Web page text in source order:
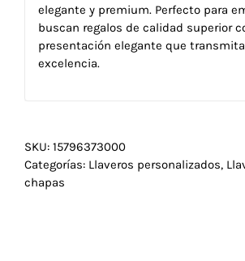
elegante y premium. Perfecto para
buscan regalos de calidad superior
presentación elegante que
excelencia.
SKU: 15796373000
Categorías: Llaveros personalizados,
chapas